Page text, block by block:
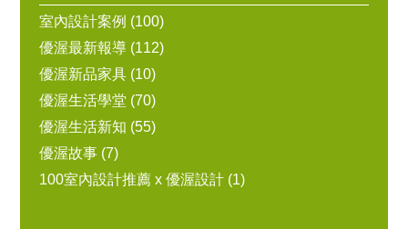
室內設計案例 (100)
優渥最新報導 (112)
優渥新品家具 (10)
優渥生活學堂 (70)
優渥生活新知 (55)
優渥故事 (7)
100室內設計推薦 x 優渥設計 (1)